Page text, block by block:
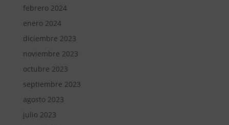
febrero 2024
enero 2024
diciembre 2023
noviembre 2023
octubre 2023
septiembre 2023
agosto 2023
julio 2023